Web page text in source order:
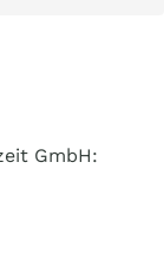
GmbH: